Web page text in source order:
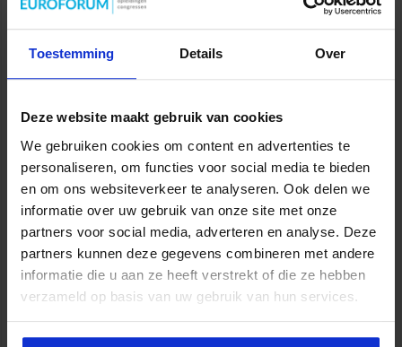
Toestemming Details Over
Deze website maakt gebruik van cookies
We gebruiken cookies om content en advertenties te
personaliseren, om functies voor social media te bieden
en om ons websiteverkeer te analyseren. Ook delen we
informatie over uw gebruik van onze site met onze
partners voor social media, adverteren en analyse. Deze
partners kunnen deze gegevens combineren met andere
informatie die u aan ze heeft verstrekt of die ze hebben
verzameld op basis van uw gebruik van hun services.
Opleiding Coördinator nazorg ex-
gedetineerden
VEILIGHEID